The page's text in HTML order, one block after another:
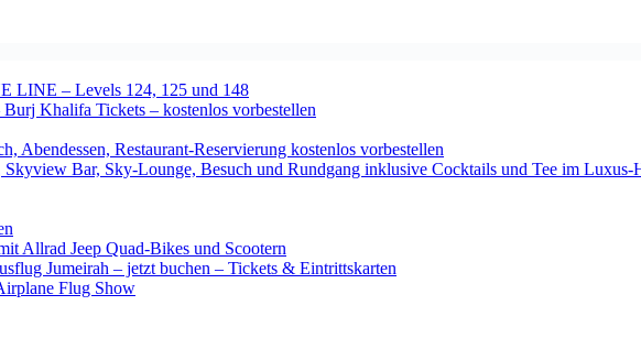
LINE – Levels 124, 125 und 148
Khalifa Tickets – kostenlos vorbestellen
Restaurant-Reservierung kostenlos vorbestellen
Bar, Sky-Lounge, Besuch und Rundgang inklusive Cocktails und Tee im Luxus-
Allrad Jeep Quad-Bikes und Scootern
Jumeirah – jetzt buchen – Tickets & Eintrittskarten
Flug Show